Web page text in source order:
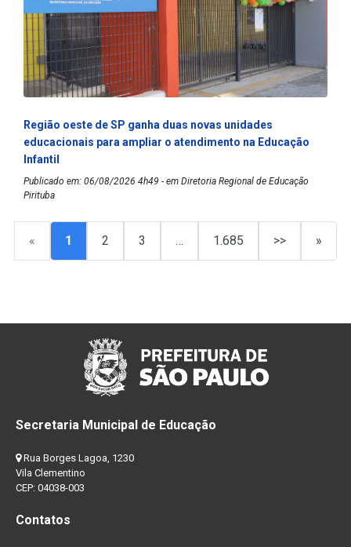
Região oeste de SP ganha duas novas unidades
educacionais para ampliar o atendimento na Educação
Infantil
Publicado em: 06/08/2026 4h49 - em Diretoria Regional de Educação
Pirituba
« 1 2 3 … 1.685 >> »
Secretaria Municipal de Educação
Rua Borges Lagoa, 1230
Vila Clementino
CEP: 04038-003
Contatos